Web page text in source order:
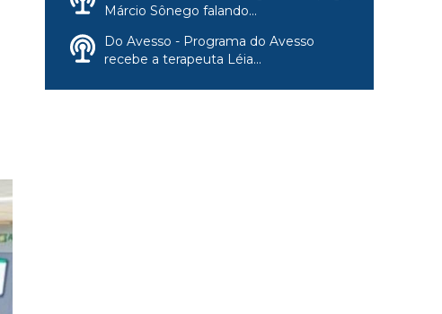
Márcio Sônego falando...
Do Avesso - Programa do Avesso
recebe a terapeuta Léia...